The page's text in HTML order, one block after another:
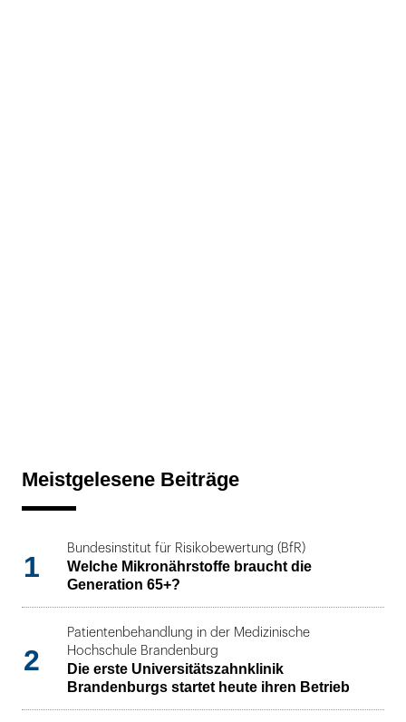
Meistgelesene Beiträge
1
Bundesinstitut für Risikobewertung (BfR)
Welche Mikronährstoffe braucht die
Generation 65+?
2
Patientenbehandlung in der Medizinische
Hochschule Brandenburg
Die erste Universitätszahnklinik
Brandenburgs startet heute ihren Betrieb